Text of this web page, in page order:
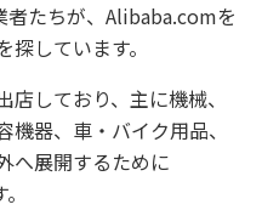
たちが、Alibaba.comを
しています。
しており、主に機械、
器、車・バイク用品、
へ展開するために